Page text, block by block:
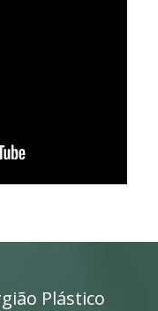
Plástico